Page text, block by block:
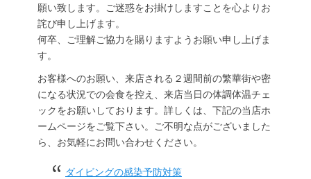
願い致します。ご迷惑をお掛けしますことを心よりお
詫び申し上げます。
何卒、ご理解ご協力を賜りますようお願い申し上げま
す。
お客様へのお願い、来店される２週間前の繁華街や密
になる状況での会食を控え、来店当日の体調体温チェ
ックをお願いしております。詳しくは、下記の当店ホ
ームページをご覧下さい。ご不明な点がございました
ら、お気軽にお問い合わせください。
ダイビングの感染予防対策